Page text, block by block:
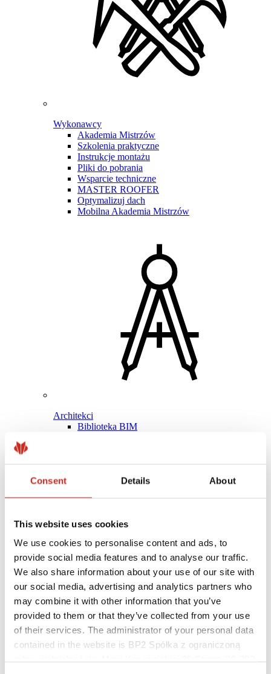
Consent Details About
This website uses cookies
We use cookies to personalise content and ads, to
provide social media features and to analyse our traffic.
We also share information about your use of our site with
our social media, advertising and analytics partners who
may combine it with other information that you’ve
provided to them or that they’ve collected from your use
of their services. The administrator of your personal data
contained in the website is BP2 Spółka z ograniczoną
Wykonawcy
Akademia Mistrzów
Szkolenia praktyczne
Instrukcje montażu
Pliki do pobrania
Wsparcie techniczne
MASTER ROOFER
Optymalizuj dach
Mobilna Akademia Mistrzów
Architekci
Biblioteka BIM
Pomocne linki